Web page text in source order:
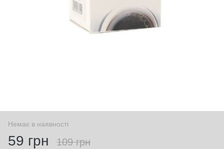
Немає в наявності
59 грн 109 грн